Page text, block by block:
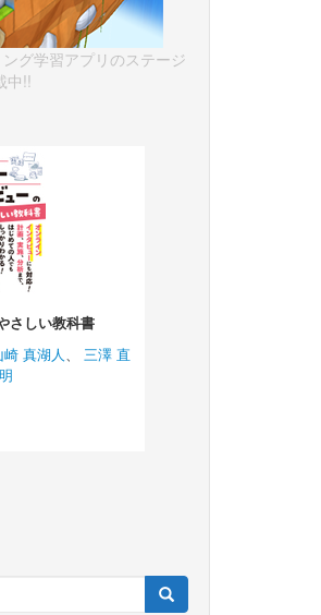
グ学習アプリのステージ
中!!